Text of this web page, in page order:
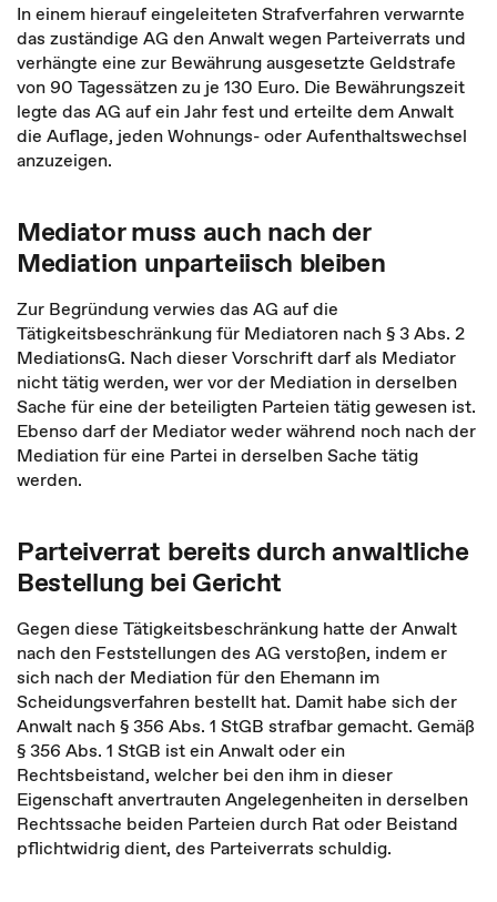
In einem hierauf eingeleiteten Strafverfahren verwarnte
das zuständige AG den Anwalt wegen Parteiverrats und
verhängte eine zur Bewährung ausgesetzte Geldstrafe
von 90 Tagessätzen zu je 130 Euro. Die Bewährungszeit
legte das AG auf ein Jahr fest und erteilte dem Anwalt
die Auflage, jeden Wohnungs- oder Aufenthaltswechsel
anzuzeigen.
Mediator muss auch nach der
Mediation unparteiisch bleiben
Zur Begründung verwies das AG auf die
Tätigkeitsbeschränkung für Mediatoren nach § 3 Abs. 2
MediationsG. Nach dieser Vorschrift darf als Mediator
nicht tätig werden, wer vor der Mediation in derselben
Sache für eine der beteiligten Parteien tätig gewesen ist.
Ebenso darf der Mediator weder während noch nach der
Mediation für eine Partei in derselben Sache tätig
werden.
Parteiverrat bereits durch anwaltliche
Bestellung bei Gericht
Gegen diese Tätigkeitsbeschränkung hatte der Anwalt
nach den Feststellungen des AG verstoßen, indem er
sich nach der Mediation für den Ehemann im
Scheidungsverfahren bestellt hat. Damit habe sich der
Anwalt nach § 356 Abs. 1 StGB strafbar gemacht. Gemäß
§ 356 Abs. 1 StGB ist ein Anwalt oder ein
Rechtsbeistand, welcher bei den ihm in dieser
Eigenschaft anvertrauten Angelegenheiten in derselben
Rechtssache beiden Parteien durch Rat oder Beistand
pflichtwidrig dient, des Parteiverrats schuldig.